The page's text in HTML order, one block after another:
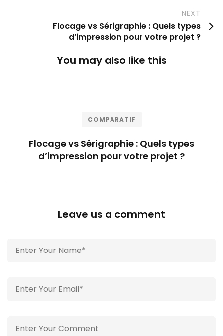
NEXT
Flocage vs Sérigraphie : Quels types
d’impression pour votre projet ?
You may also like this
COMPARATIF
Flocage vs Sérigraphie : Quels types
d’impression pour votre projet ?
Leave us a comment